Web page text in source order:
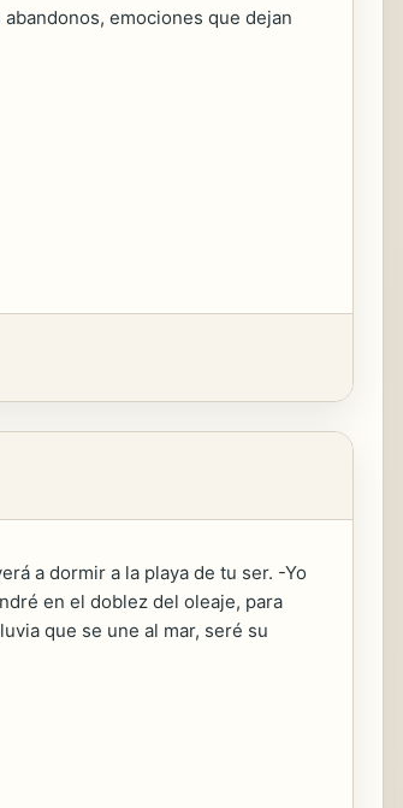
emociones que dejan
a dormir a la playa de tu ser. -Yo
en el doblez del oleaje, para
que se une al mar, seré su